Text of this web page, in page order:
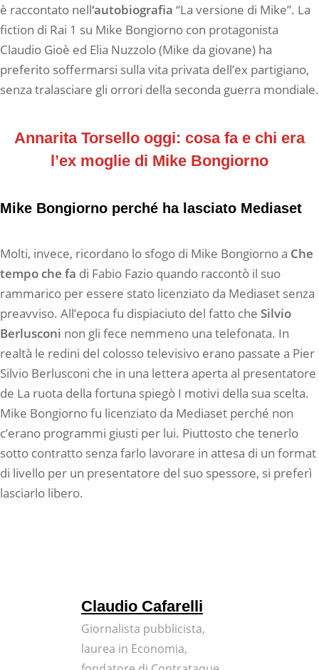
è raccontato nell‘autobiografia “La versione di Mike”. La
fiction di Rai 1 su Mike Bongiorno con protagonista
Claudio Gioè ed Elia Nuzzolo (Mike da giovane) ha
preferito soffermarsi sulla vita privata dell’ex partigiano,
senza tralasciare gli orrori della seconda guerra mondiale.
Annarita Torsello oggi: cosa fa e chi era
l’ex moglie di Mike Bongiorno
Mike Bongiorno perché ha lasciato Mediaset
Molti, invece, ricordano lo sfogo di Mike Bongiorno a Che
tempo che fa di Fabio Fazio quando raccontò il suo
rammarico per essere stato licenziato da Mediaset senza
preavviso. All’epoca fu dispiaciuto del fatto che Silvio
Berlusconi non gli fece nemmeno una telefonata. In
realtà le redini del colosso televisivo erano passate a Pier
Silvio Berlusconi che in una lettera aperta al presentatore
de La ruota della fortuna spiegò I motivi della sua scelta.
Mike Bongiorno fu licenziato da Mediaset perché non
c’erano programmi giusti per lui. Piuttosto che tenerlo
sotto contratto senza farlo lavorare in attesa di un format
di livello per un presentatore del suo spessore, si preferì
lasciarlo libero.
Claudio Cafarelli
Giornalista pubblicista,
laurea in Economia,